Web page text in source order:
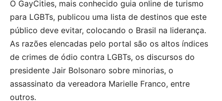
O GayCities, mais conhecido guia online de turismo
para LGBTs, publicou uma lista de destinos que este
público deve evitar, colocando o Brasil na liderança.
As razões elencadas pelo portal são os altos índices
de crimes de ódio contra LGBTs, os discursos do
presidente Jair Bolsonaro sobre minorias, o
assassinato da vereadora Marielle Franco, entre
outros.